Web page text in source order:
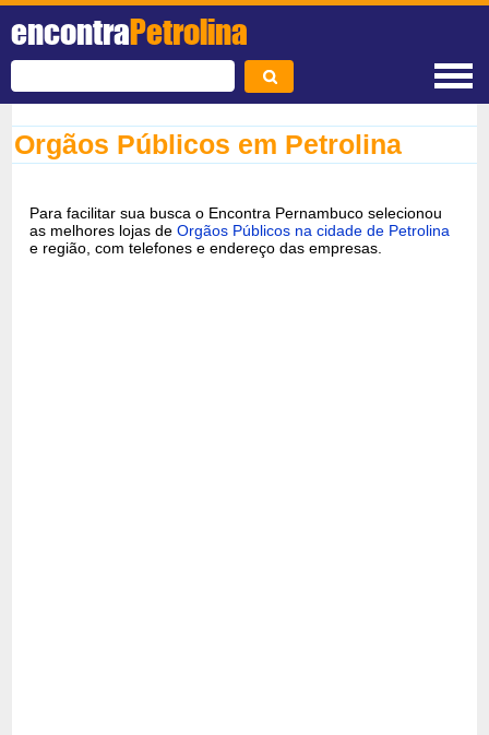
encontraPetrolina
Orgãos Públicos em Petrolina
Para facilitar sua busca o Encontra Pernambuco selecionou
as melhores lojas deOrgãos Públicos na cidade de Petrolina
e região, com telefones e endereço das empresas.